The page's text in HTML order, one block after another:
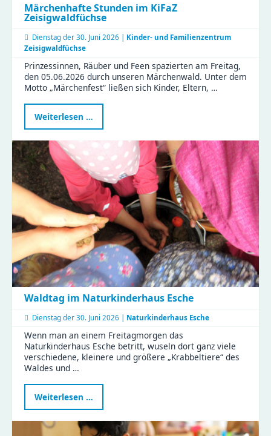
Märchenhafte Stunden im KiFaZ
Zeisigwaldfüchse
Dienstag der 30. Juni 2026 | Kinder- und Familienzentrum
Zeisigwaldfüchse
Prinzessinnen, Räuber und Feen spazierten am Freitag,
den 05.06.2026 durch unseren Märchenwald. Unter dem
Motto „Märchenfest“ ließen sich Kinder, Eltern, …
Weiterlesen …
Stunden
im
Zeisigwaldfüchse
Waldtag im Naturkinderhaus Esche
Dienstag der 30. Juni 2026 | Naturkinderhaus Esche
Wenn man an einem Freitagmorgen das
Naturkinderhaus Esche betritt, wuseln dort ganz viele
verschiedene, kleinere und größere „Krabbeltiere“ des
Waldes und …
Weiterlesen …
im
Naturkinderhaus
Esche